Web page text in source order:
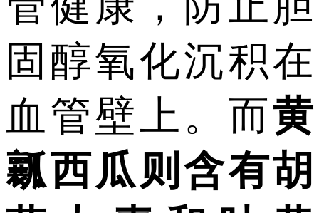
固醇氧化沉积在
血管壁上。而黄
瓤西瓜则含有胡